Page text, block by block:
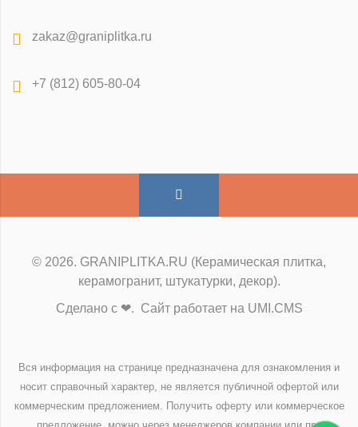
zakaz@graniplitka.ru
+7 (812) 605-80-04
© 2026. GRANIPLITKA.RU (Керамическая плитка,
керамогранит, штукатурки, декор).
Сделано с ❤. Сайт работает на UMI.CMS
Вся информация на странице предназначена для ознакомления и
носит справочный характер, не является публичной офертой или
коммерческим предложением. Получить оферту или коммерческое